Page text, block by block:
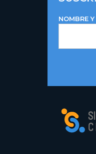
NOMBRE